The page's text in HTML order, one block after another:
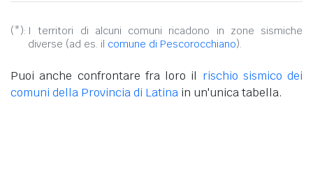
(*): I territori di alcuni comuni ricadono in zone sismiche
diverse (ad es. il comune di Pescorocchiano).
Puoi anche confrontare fra loro il rischio sismico dei
comuni della Provincia di Latina in un'unica tabella.